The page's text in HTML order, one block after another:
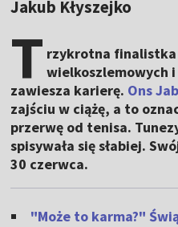
Jakub Kłyszejko
T rzykrotna
wielkoszlemowych i
zawiesza karierę. Ons
zajściu w ciążę, a to
przerwę od tenisa.
spisywała się słabiej.
30 czerwca.
"Może to karma?"